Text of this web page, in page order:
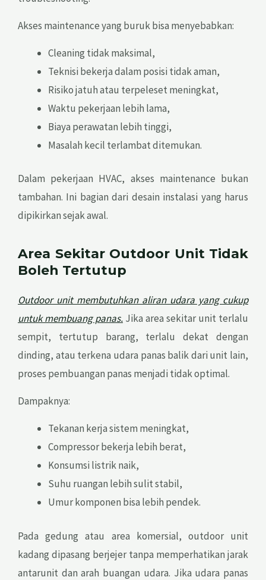
Akses maintenance yang buruk bisa menyebabkan:
Cleaning tidak maksimal,
Teknisi bekerja dalam posisi tidak aman,
Risiko jatuh atau terpeleset meningkat,
Waktu pekerjaan lebih lama,
Biaya perawatan lebih tinggi,
Masalah kecil terlambat ditemukan.
Dalam pekerjaan HVAC, akses maintenance bukan
tambahan. Ini bagian dari desain instalasi yang harus
dipikirkan sejak awal.
Area Sekitar Outdoor Unit Tidak
Boleh Tertutup
Outdoor unit membutuhkan aliran udara yang cukup
untuk membuang panas. Jika area sekitar unit terlalu
sempit, tertutup barang, terlalu dekat dengan
dinding, atau terkena udara panas balik dari unit lain,
proses pembuangan panas menjadi tidak optimal.
Dampaknya:
Tekanan kerja sistem meningkat,
Compressor bekerja lebih berat,
Konsumsi listrik naik,
Suhu ruangan lebih sulit stabil,
Umur komponen bisa lebih pendek.
Pada gedung atau area komersial, outdoor unit
kadang dipasang berjejer tanpa memperhatikan jarak
antarunit dan arah buangan udara. Jika udara panas